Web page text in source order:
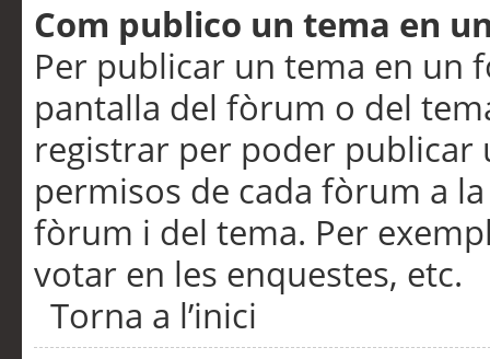
Com publico un tema en
Per publicar un tema en un
pantalla del fòrum o del
registrar per poder publicar
permisos de cada fòrum a
fòrum i del tema. Per
votar en les enquestes, etc.
Torna a l’inici